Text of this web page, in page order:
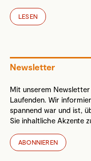
LESEN
Newsletter
Mit unserem
Laufenden. Wir
spannend war und ist,
Sie inhaltliche Akzente
ABONNIEREN